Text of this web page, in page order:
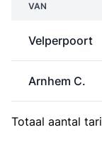
VAN
Velperpoort
Arnhem C.
Totaal aantal